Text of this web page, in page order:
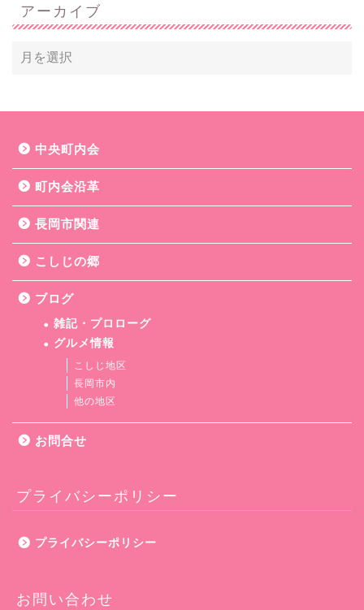
アーカイブ
中央町内会
町内会沿革
長岡市関連
こしじの郷
ブログ
雑記・プロローグ
グルメ情報
こしじ地区
長岡市内
他の地区
お問合せ
プライバシーポリシー
プライバシーポリシー
お問い合わせ